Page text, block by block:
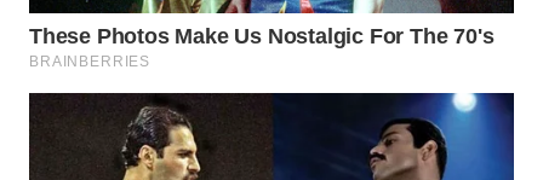
WN
MAJALENGKA
SUBANG